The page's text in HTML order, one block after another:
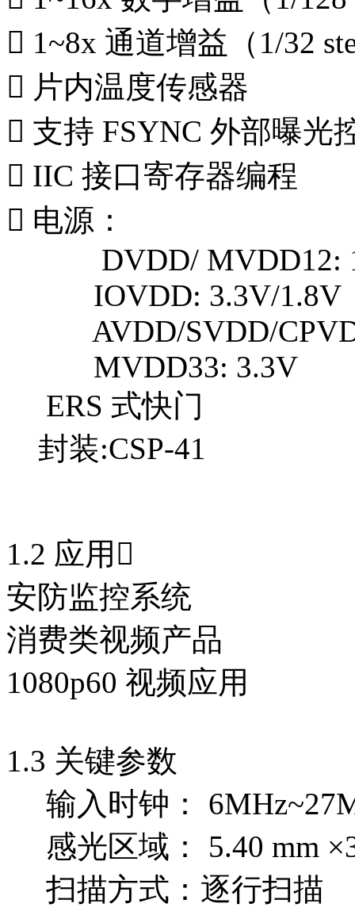
 1~8x 通道增益（1/32
 片内温度传感器
 支持 FSYNC 外部曝光
 IIC 接口寄存器编程
 电源：
DVDD/ MVDD12:
IOVDD: 3.3V/1.8V
AVDD/SVDD/
MVDD33: 3.3V
ERS 式快门
封装:CSP-41
1.2 应用
安防监控系统
消费类视频产品
1080p60 视频应用
1.3 关键参数
输入时钟：
感光区域： 5.40 mm
扫描方式：逐行扫描